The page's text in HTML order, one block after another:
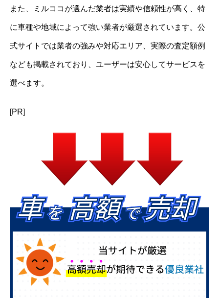
また、ミルココが選んだ業者は実績や信頼性が高く、特
に車種や地域によって強い業者が厳選されています。公
式サイトでは業者の強みや対応エリア、実際の査定額例
なども掲載されており、ユーザーは安心してサービスを
選べます。
[PR]